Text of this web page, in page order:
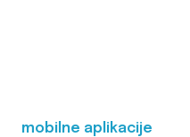
mobilne aplikacije